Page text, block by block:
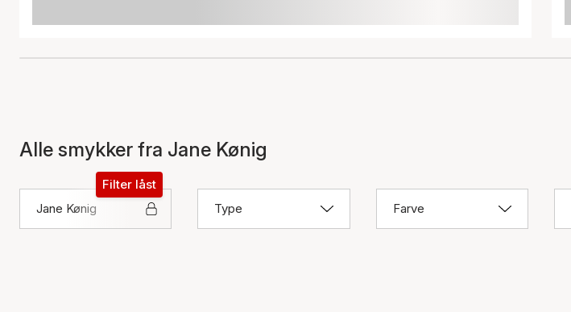
Alle smykker fra Jane Kønig
Jane Kønig
Filter låst
Type
Farve